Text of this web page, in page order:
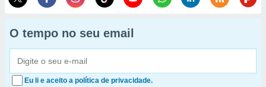
O tempo no seu email
Eu li e aceito a política de privacidade.